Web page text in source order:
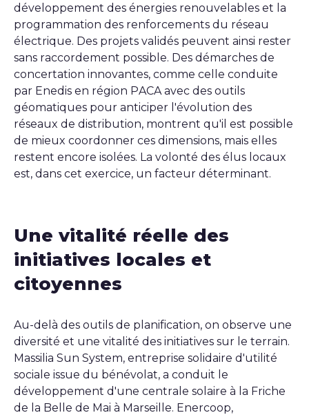
développement des énergies renouvelables et la
programmation des renforcements du réseau
électrique. Des projets validés peuvent ainsi rester
sans raccordement possible. Des démarches de
concertation innovantes, comme celle conduite
par Enedis en région PACA avec des outils
géomatiques pour anticiper l'évolution des
réseaux de distribution, montrent qu'il est possible
de mieux coordonner ces dimensions, mais elles
restent encore isolées. La volonté des élus locaux
est, dans cet exercice, un facteur déterminant.
Une vitalité réelle des
initiatives locales et
citoyennes
Au-delà des outils de planification, on observe une
diversité et une vitalité des initiatives sur le terrain.
Massilia Sun System, entreprise solidaire d'utilité
sociale issue du bénévolat, a conduit le
développement d'une centrale solaire à la Friche
de la Belle de Mai à Marseille. Enercoop,